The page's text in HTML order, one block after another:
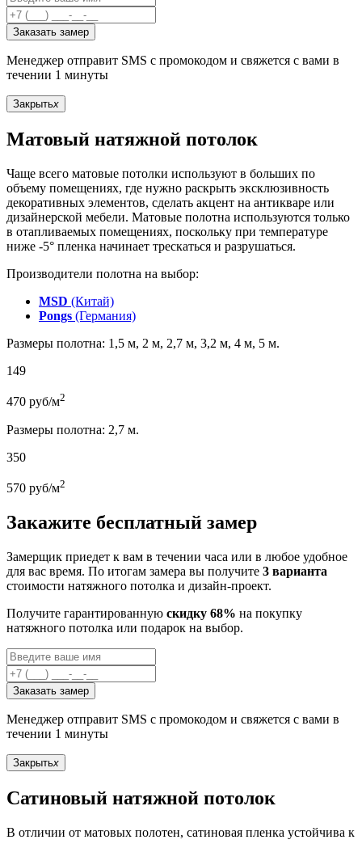
Заказать замер
Менеджер отправит SMS с промокодом и свяжется с вами в
течении 1 минуты
Закрытьx
Матовый натяжной потолок
Чаще всего матовые потолки используют в больших по
объему помещениях, где нужно раскрыть эксклюзивность
декоративных элементов, сделать акцент на антикваре или
дизайнерской мебели. Матовые полотна используются только
в отапливаемых помещениях, поскольку при температуре
ниже -5° пленка начинает трескаться и разрушаться.
Производители полотна на выбор:
MSD (Китай)
Pongs (Германия)
Размеры полотна: 1,5 м, 2 м, 2,7 м, 3,2 м, 4 м, 5 м.
149
470 руб/м2
Размеры полотна: 2,7 м.
350
570 руб/м2
Закажите бесплатный замер
Замерщик приедет к вам в течении часа или в любое удобное
для вас время. По итогам замера вы получите 3 варианта
стоимости натяжного потолка и дизайн-проект.
Получите гарантированную скидку 68% на покупку
натяжного потолка или подарок на выбор.
Заказать замер
Менеджер отправит SMS с промокодом и свяжется с вами в
течении 1 минуты
Закрытьx
Сатиновый натяжной потолок
В отличии от матовых полотен, сатиновая пленка устойчива к